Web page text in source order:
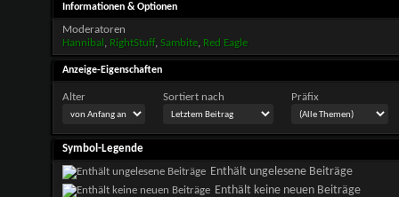
Informationen & Optionen
Moderatoren
Hannibal , RightStuff, Sambite, Red Eagle
Anzeige-Eigenschaften
Alter Sortiert nach Präfix
Symbol-Legende
Enthält ungelesene Beiträge
Enthält keine neuen Beiträge